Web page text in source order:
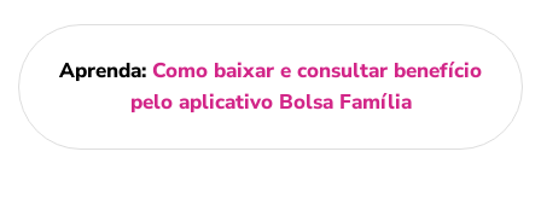
Aprenda: Como baixar e consultar benefício
pelo aplicativo Bolsa Família